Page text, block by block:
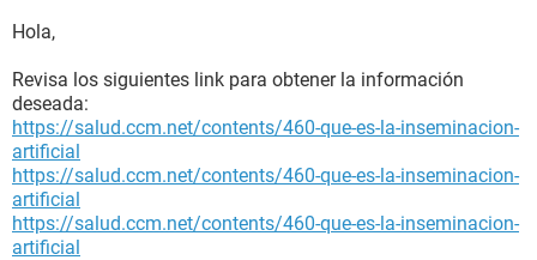
Hola,
Revisa los siguientes link para obtener la información
deseada:
https://salud.ccm.net/contents/460-que-es-la-inseminacion-
artificial
https://salud.ccm.net/contents/460-que-es-la-inseminacion-
artificial
https://salud.ccm.net/contents/460-que-es-la-inseminacion-
artificial